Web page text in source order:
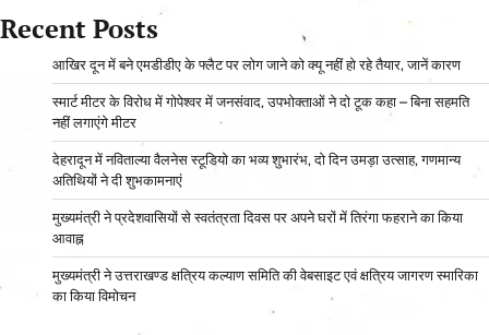
Recent Posts
आ​खिर दून में बने एमडीडीए के फ्लैट पर लोग जाने को क्यू नहीं हो रहे तैयार, जानें कारण
स्मार्ट मीटर के विरोध में गोपेश्वर में जनसंवाद, उपभोक्ताओं ने दो टूक कहा – बिना सहमति
नहीं लगाएंगे मीटर
देहरादून में नविताल्या वैलनेस स्टूडियो का भव्य शुभारंभ, दो दिन उमड़ा उत्साह, गणमान्य
अतिथियों ने दी शुभकामनाएं
मुख्यमंत्री ने प्रदेशवासियों से स्वतंत्रता दिवस पर अपने घरों में तिरंगा फहराने का किया
आवाह्न
मुख्यमंत्री ने उत्तराखण्ड क्षत्रिय कल्याण समिति की वेबसाइट एवं क्षत्रिय जागरण स्मारिका
का किया विमोचन